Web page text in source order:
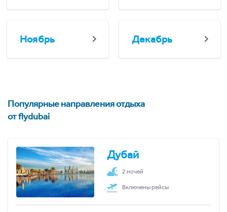
Ноябрь Декабрь
Популярные направления отдыха
от flydubai
Дубай
2 ночей
Включены рейсы